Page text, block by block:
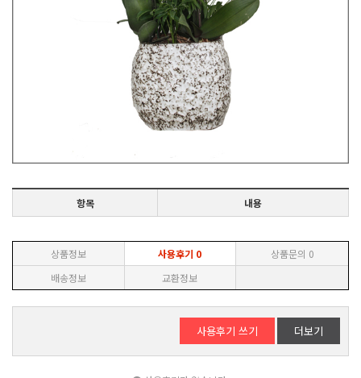
항목 내용
상품정보 사용후기 0 상품문의 0
배송정보
교환정보
사용후기 쓰기 더보기